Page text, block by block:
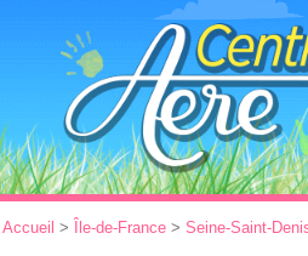
Accueil > Île-de-France > Seine-Saint-